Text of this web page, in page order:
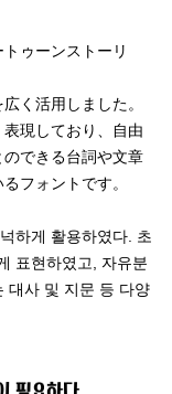
勘亭流
イン毛筆
ゥーンストーリ
く活用しました。
現しており、自由
できる台詞や文章
フォントです。
하게 활용하였다. 초
표현하였고, 자유분
대사 및 지문 등 다양